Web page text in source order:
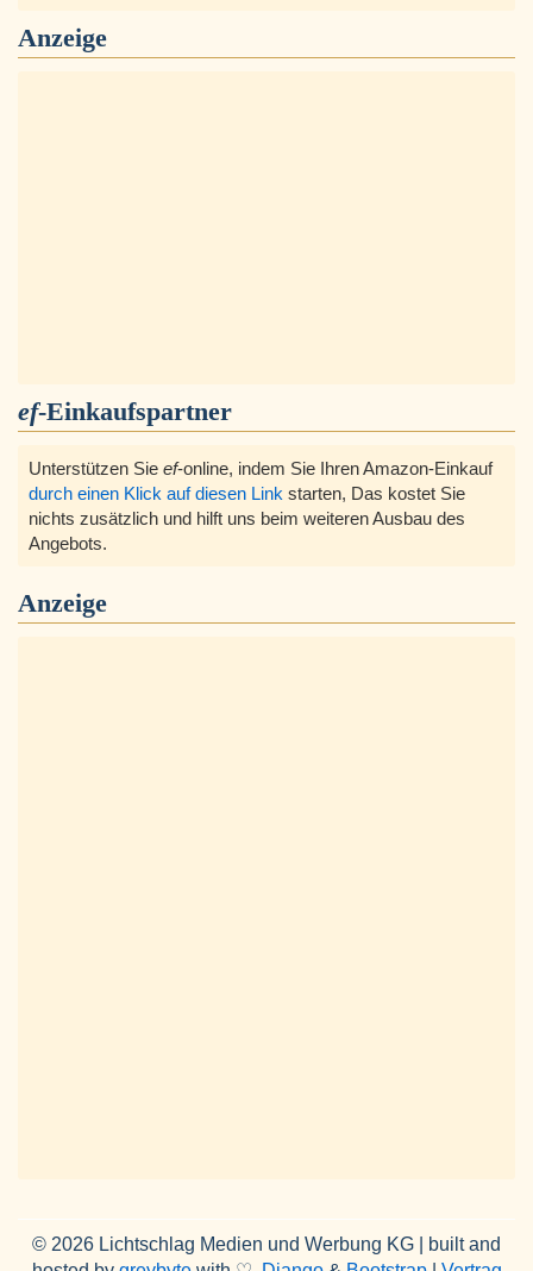
Anzeige
ef-Einkaufspartner
Unterstützen Sie ef-online, indem Sie Ihren Amazon-Einkauf
durch einen Klick auf diesen Link starten, Das kostet Sie
nichts zusätzlich und hilft uns beim weiteren Ausbau des
Angebots.
Anzeige
© 2026 Lichtschlag Medien und Werbung KG | built and